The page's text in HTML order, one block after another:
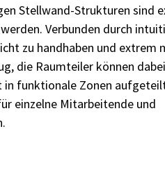
Stellwand-Strukturen sind
Verbunden durch
zu handhaben und extrem
die Raumteiler können
in funktionale Zonen
einzelne Mitarbeitende und